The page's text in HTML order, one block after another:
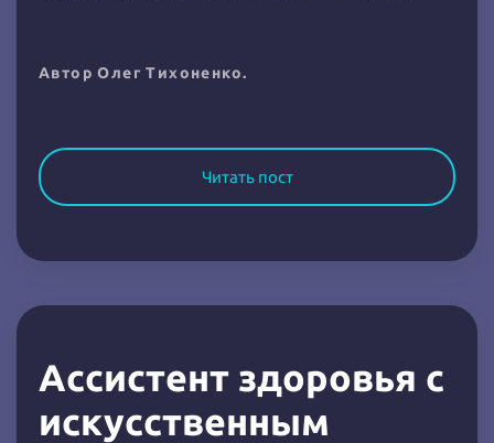
Автор Олег Тихоненко.
Читать пост
Ассистент здоровья c
искусственным